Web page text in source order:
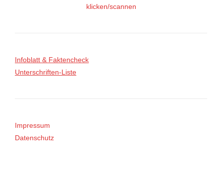
klicken/scannen
Infoblatt & Faktencheck
Unterschriften-Liste
Impressum
Datenschutz